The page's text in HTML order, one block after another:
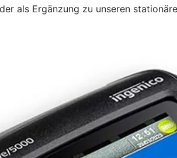
als Ergänzung zu unseren